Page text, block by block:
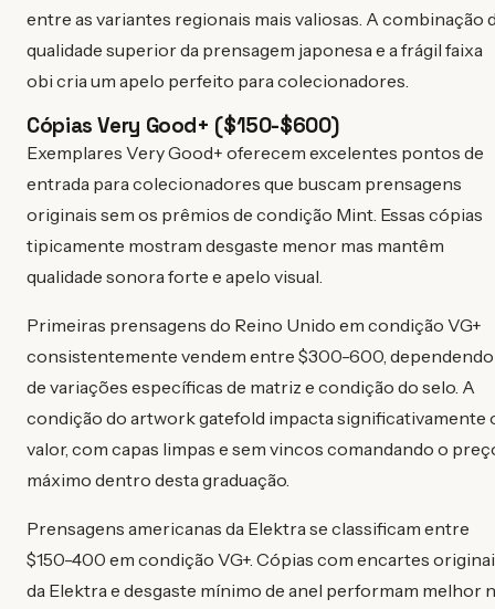
entre as variantes regionais mais valiosas. A combinação
qualidade superior da prensagem japonesa e a frágil faixa
obi cria um apelo perfeito para colecionadores.
Cópias Very Good+ ($150-$600)
Exemplares Very Good+ oferecem excelentes pontos de
entrada para colecionadores que buscam prensagens
originais sem os prêmios de condição Mint. Essas cópias
tipicamente mostram desgaste menor mas mantêm
qualidade sonora forte e apelo visual.
Primeiras prensagens do Reino Unido em condição VG+
consistentemente vendem entre $300-600, dependendo
de variações específicas de matriz e condição do selo. A
condição do artwork gatefold impacta significativamente
valor, com capas limpas e sem vincos comandando o
máximo dentro desta graduação.
Prensagens americanas da Elektra se classificam entre
$150-400 em condição VG+. Cópias com encartes
da Elektra e desgaste mínimo de anel performam melhor